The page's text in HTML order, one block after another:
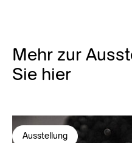
Mehr zur
Sie hier
Ausstellung